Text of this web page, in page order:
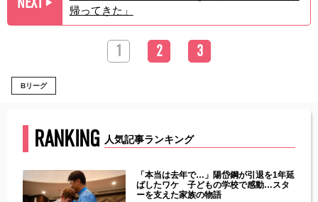
▶︎
帰ってきた」
1 2 3
Bリーグ
RANKING 人気記事ランキング
「本当は去年で…」陽岱鋼が引退を1年延
ばしたワケ 子どもの学校で感動…スタ
ーを支えた家族の物語